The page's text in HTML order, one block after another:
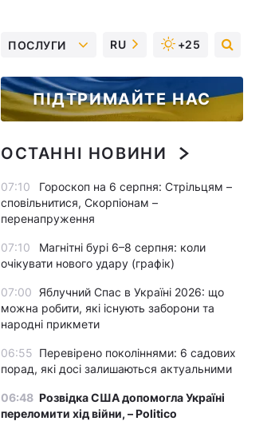
ПОСЛУГИ RU +25
ПІДТРИМАЙТЕ НАС
ОСТАННІ НОВИНИ
07:10
Гороскоп на 6 серпня: Стрільцям –
сповільнитися, Скорпіонам –
перенапруження
07:10
Магнітні бурі 6–8 серпня: коли
очікувати нового удару (графік)
07:00 Яблучний Спас в Україні 2026: що
можна робити, які існують заборони та
народні прикмети
06:55 Перевірено поколіннями: 6 садових
порад, які досі залишаються актуальними
06:48 Розвідка США допомогла Україні
переломити хід війни, – Politico